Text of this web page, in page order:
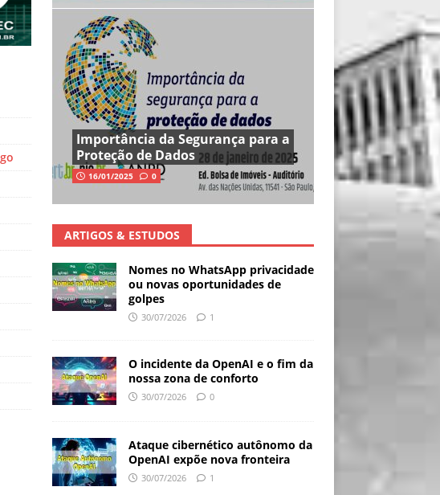
Importância da Segurança para a
Proteção de Dados
16/01/2025 0
ARTIGOS & ESTUDOS
Nomes no WhatsApp privacidade
ou novas oportunidades de
golpes
30/07/2026 1
O incidente da OpenAI e o fim da
nossa zona de conforto
30/07/2026 0
Ataque cibernético autônomo da
OpenAI expõe nova fronteira
30/07/2026 1